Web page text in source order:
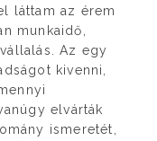
láttam az érem
munkaidő,
Az egy
kivenni,
elvárták
ismeretét,